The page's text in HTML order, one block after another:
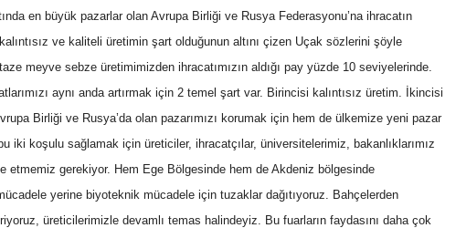
en büyük pazarlar olan Avrupa Birliği ve Rusya Federasyonu’na ihracatın
ve kaliteli üretimin şart olduğunun altını çizen Uçak sözlerini şöyle
meyve sebze üretimimizden ihracatımızın aldığı pay yüzde 10 seviyelerinde.
aynı anda artırmak için 2 temel şart var. Birincisi kalıntısız üretim. İkincisi
Birliği ve Rusya’da olan pazarımızı korumak için hem de ülkemize yeni pazar
iki koşulu sağlamak için üreticiler, ihracatçılar, üniversitelerimiz, bakanlıklarımız
etmemiz gerekiyor. Hem Ege Bölgesinde hem de Akdeniz bölgesinde
yerine biyoteknik mücadele için tuzaklar dağıtıyoruz. Bahçelerden
üreticilerimizle devamlı temas halindeyiz. Bu fuarların faydasını daha çok